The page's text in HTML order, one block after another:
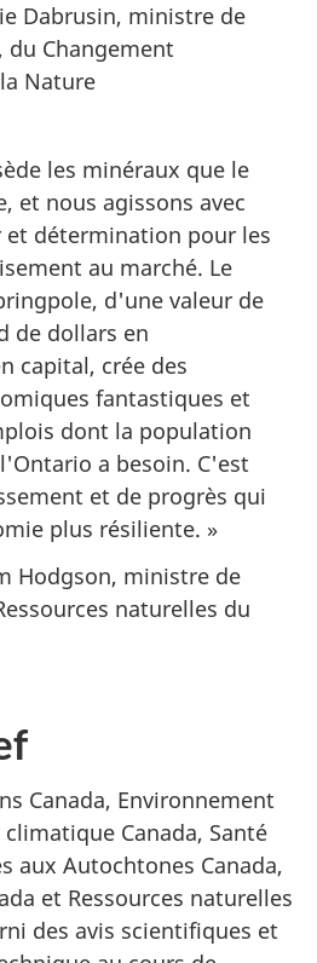
Dabrusin, ministre de
Changement
Nature
les minéraux que le
et nous agissons avec
et détermination pour les
au marché. Le
d'une valeur de
de dollars en
capital, crée des
fantastiques et
dont la population
a besoin. C'est
et de progrès qui
plus résiliente. »
Hodgson, ministre de
naturelles du
Canada, Environnement
Canada, Santé
aux Autochtones Canada,
et Ressources naturelles
des avis scientifiques et